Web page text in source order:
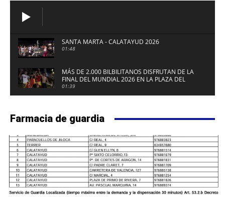
SANTA MARTA - CALATAYUD 2026
01:48
MÁS DE 2.000 BILBILITANOS DISFRUTAN DE LA
FINAL DEL MUNDIAL 2026 EN LA PLAZA DEL
FUERTE DE CALATAYUD
01:39
Farmacia de guardia